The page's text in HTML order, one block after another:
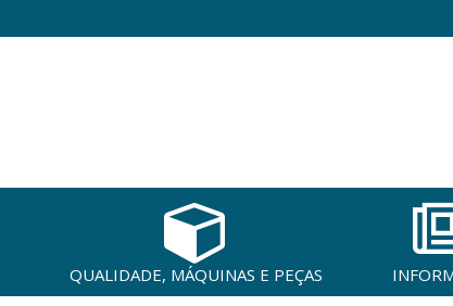
QUALIDADE, MÁQUINAS E PEÇAS